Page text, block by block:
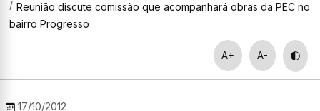
Reunião discute comissão que acompanhará obras da PEC no
bairro Progresso
A+ A-
17/10/2012